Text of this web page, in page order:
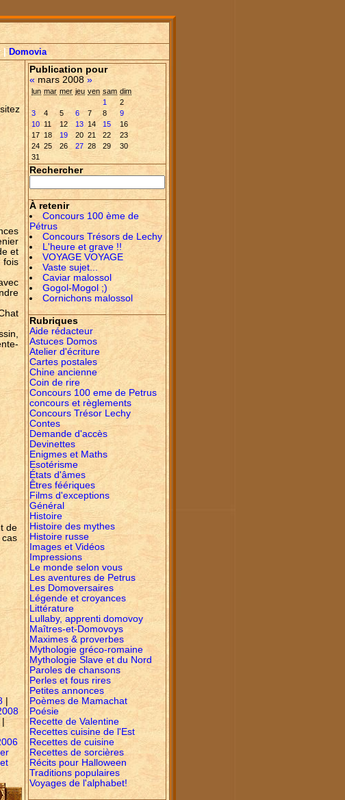
|Domovia
et
de
cas
|
|
Publication pour
« mars 2008 »
lun mar mer jeu ven sam dim
1
2
3
4 5 6 7 8
9
10 11 12 13 14 15
16
17 18 19 20 21 22
23
24 25 26 27 28 29
30
31
Rechercher
À retenir
Concours 100 ème de
Pétrus
Concours Trésors de Lechy
L'heure et grave !!
VOYAGE VOYAGE
Vaste sujet...
Caviar malossol
Gogol-Mogol ;)
Cornichons malossol
Rubriques
Aide rédacteur
Astuces Domos
Atelier d'écriture
Cartes postales
Chine ancienne
Coin de rire
Concours 100 eme de Petrus
concours et règlements
Concours Trésor Lechy
Contes
Demande d'accès
Devinettes
Enigmes et Maths
Esotérisme
États d'âmes
Êtres féériques
Films d'exceptions
Général
Histoire
Histoire des mythes
Histoire russe
Images et Vidéos
Impressions
Le monde selon vous
Les aventures de Petrus
Les Domoversaires
Légende et croyances
Littérature
Lullaby, apprenti domovoy
Maîtres-et-Domovoys
Maximes & proverbes
Mythologie gréco-romaine
Mythologie Slave et du Nord
Paroles de chansons
Perles et fous rires
Petites annonces
Poèmes de Mamachat
Poésie
Recette de Valentine
Recettes cuisine de l'Est
Recettes de cuisine
Recettes de sorcières
Récits pour Halloween
Traditions populaires
Voyages de l'alphabet!